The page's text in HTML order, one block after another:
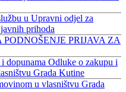
u Upravni odjel za
prihoda
PRIJAVA ZA
dopunama Odluke o zakupu i
Grada Kutine
u vlasništvu Grada